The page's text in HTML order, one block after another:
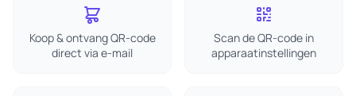
Koop & ontvang QR-code
direct via e-mail
Scan de QR-code in
apparaatinstellingen